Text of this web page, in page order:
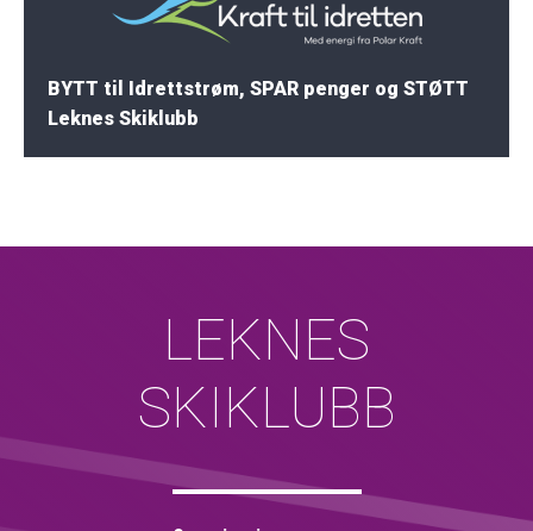
BYTT til Idrettstrøm, SPAR penger og STØTT
Leknes Skiklubb
LEKNES
SKIKLUBB